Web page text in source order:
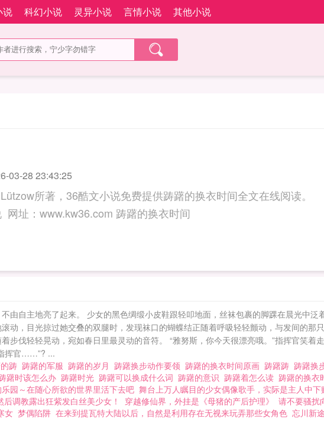
说 科幻小说 灵异小说 言情小说 其他小说
03-28 23:43:25
所著，36酷文小说免费提供踌躇的换衣时间全文在线阅读。
三秒记住本站：36酷文小说 网址：www.kw36.com 踌躇的换衣时间
由自主地亮了起来。 少女的黑色绸缎小皮鞋跟轻叩地面，丝袜包裹的脚踝在晨光中泛
动，目光掠过她交叠的双腿时，发现袜口的蝴蝶结正随着呼吸轻轻颤动，与发间的那
步伐轻轻晃动，宛如春日里最灵动的音符。 “雅努斯，你今天很漂亮哦。”指挥官笑着
挥官……”? ...
踌 踌躇的军服 踌躇的岁月 踌躇换步动作要领 踌躇的换衣时间原画 踌躇踌 踌躇换
躇时该怎么办 踌躇时光 踌躇可以换成什么词 踌躇的意识 踌躇着怎么读 踌躇的换衣
园～在随心所欲的世界里活下去吧 舞台上万人瞩目的少女偶像歌手，实际是主人中下
调教露出狂紫发白丝美少女！ 穿越修仙界，外挂是《母猪的产后护理》 请不要骚扰
女 梦偶陷阱 在来到提瓦特大陆以后，自然是利用存在无视来玩弄那些女角色 忘川新途